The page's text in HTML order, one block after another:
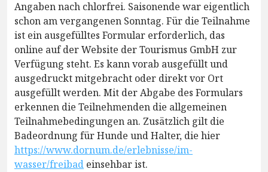
Angaben nach chlorfrei. Saisonende war eigentlich
schon am vergangenen Sonntag. Für die Teilnahme
ist ein ausgefülltes Formular erforderlich, das
online auf der Website der Tourismus GmbH zur
Verfügung steht. Es kann vorab ausgefüllt und
ausgedruckt mitgebracht oder direkt vor Ort
ausgefüllt werden. Mit der Abgabe des Formulars
erkennen die Teilnehmenden die allgemeinen
Teilnahmebedingungen an. Zusätzlich gilt die
Badeordnung für Hunde und Halter, die hier
https://www.dornum.de/erlebnisse/im-
wasser/freibad einsehbar ist.